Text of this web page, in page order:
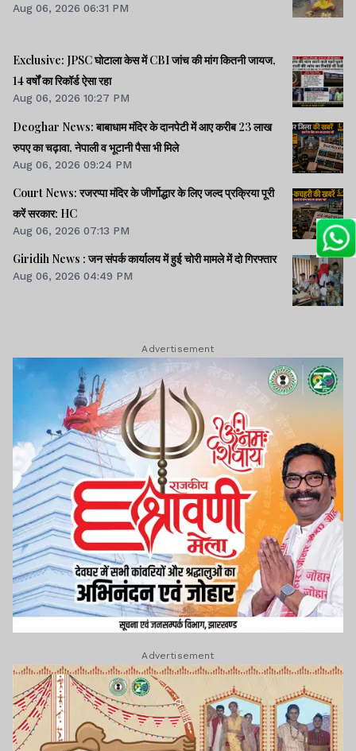
Aug 06, 2026 06:31 PM
Exclusive: JPSC घोटाला केस में CBI जांच की मांग कितनी जायज,
14 वर्षों का रिकॉर्ड ऐसा रहा
Aug 06, 2026 10:27 PM
Deoghar News: बाबाधाम मंदिर के दानपेटी में आए करीब 23 लाख
रुपए का चढ़ावा, नेपाली व भूटानी पैसा भी मिले
Aug 06, 2026 09:24 PM
Court News: रजरप्पा मंदिर के जीर्णोद्धार के लिए जल्द प्रक्रिया पूरी
करें सरकार: HC
Aug 06, 2026 07:13 PM
Giridih News : जन संपर्क कार्यालय में हुई चोरी मामले में दो गिरफ्तार
Aug 06, 2026 04:49 PM
Advertisement
Advertisement